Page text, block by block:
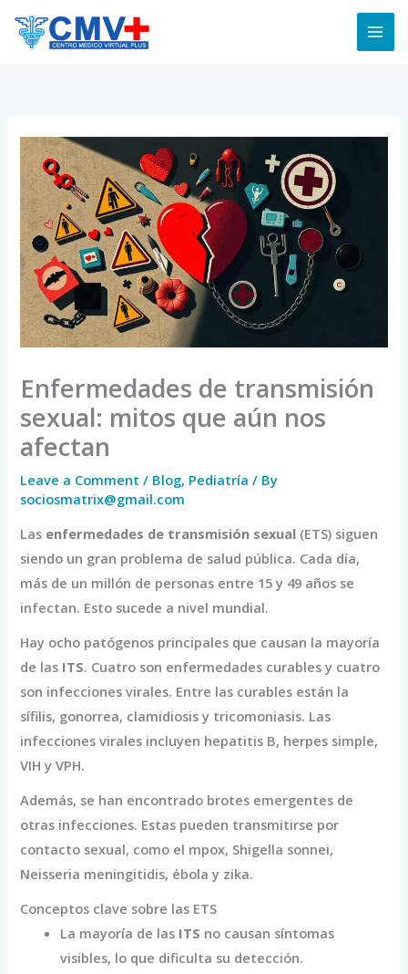
Enfermedades de transmisión
sexual: mitos que aún nos
afectan
Leave a Comment / Blog, Pediatría / By
sociosmatrix@gmail.com
Las enfermedades de transmisión sexual (ETS) siguen
siendo un gran problema de salud pública. Cada día,
más de un millón de personas entre 15 y 49 años se
infectan. Esto sucede a nivel mundial.
Hay ocho patógenos principales que causan la mayoría
de las ITS. Cuatro son enfermedades curables y cuatro
son infecciones virales. Entre las curables están la
sífilis, gonorrea, clamidiosis y tricomoniasis. Las
infecciones virales incluyen hepatitis B, herpes simple,
VIH y VPH.
Además, se han encontrado brotes emergentes de
otras infecciones. Estas pueden transmitirse por
contacto sexual, como el mpox, Shigella sonnei,
Neisseria meningitidis, ébola y zika.
Conceptos clave sobre las ETS
La mayoría de las ITS no causan síntomas
visibles, lo que dificulta su detección.